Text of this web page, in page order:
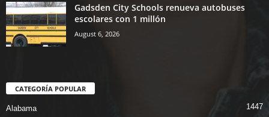
Gadsden City Schools renueva autobuses
escolares con 1 millón
August 6, 2026
CATEGORÍA POPULAR
Alabama 1447